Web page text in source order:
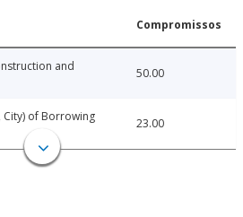
Compromissos
and
50.00
City) of Borrowing
23.00